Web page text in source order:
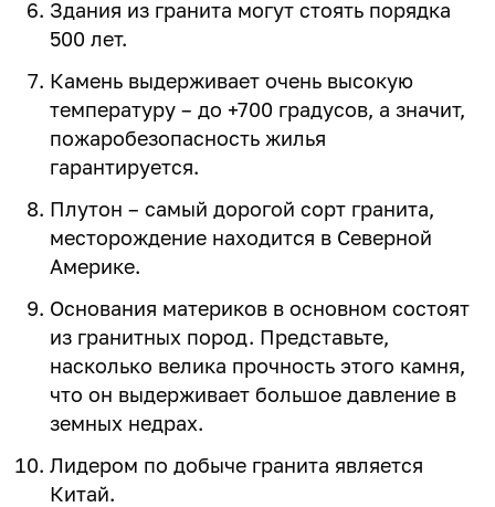
Здания из гранита могут стоять порядка
500 лет.
Камень выдерживает очень высокую
температуру – до +700 градусов, а значит,
пожаробезопасность жилья
гарантируется.
Плутон – самый дорогой сорт гранита,
месторождение находится в Северной
Америке.
Основания материков в основном состоят
из гранитных пород. Представьте,
насколько велика прочность этого камня,
что он выдерживает большое давление в
земных недрах.
Лидером по добыче гранита является
Китай.